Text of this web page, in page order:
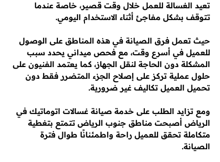
تعيد الغسالة للعمل خلال وقت قصير، خاصة عندما
تتوقف بشكل مفاجئ أثناء الاستخدام اليومي.
حيث تعمل فرق الصيانة في هذه المناطق على الوصول
للعميل في أسرع وقت، مع فحص ميداني يحدد سبب
المشكلة دون الحاجة لنقل الجهاز، كما يعتمد الفنيون على
حلول عملية تركز على إصلاح الجزء المتضرر فقط دون
تحميل العميل تكاليف غير ضرورية.
ومع تزايد الطلب على خدمة صيانة غسالات اتوماتيك في
الرياض أصبحت مناطق جنوب الرياض تتمتع بتغطية
متكاملة تحقق للعميل راحة واطمئنانًا طوال فترة
الصيانة.